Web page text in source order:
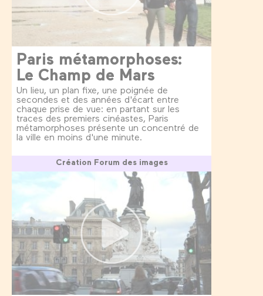
Paris métamorphoses:
Le Champ de Mars
Un lieu, un plan fixe, une poignée de
secondes et des années d'écart entre
chaque prise de vue: en partant sur les
traces des premiers cinéastes, Paris
métamorphoses présente un concentré de
la ville en moins d'une minute.
Création Forum des images